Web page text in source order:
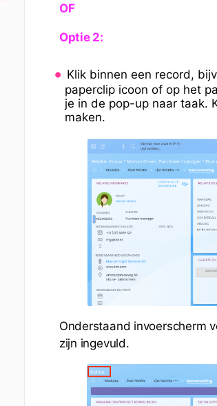
OF
Optie 2:
Klik binnen een record,
paperclip icoon of op het
je in de pop-up naar taak.
maken.
Onderstaand invoerscherm
zijn ingevuld.